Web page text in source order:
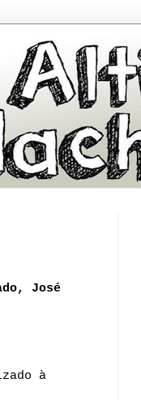
José
à